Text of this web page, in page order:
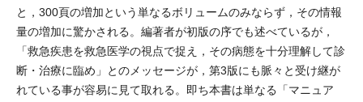
と，300頁の増加という単なるボリュームのみならず，その情報
量の増加に驚かされる。編著者が初版の序でも述べているが，
「救急疾患を救急医学の視点で捉え，その病態を十分理解して診
断・治療に臨め」とのメッセージが，第3版にも脈々と受け継が
れている事が容易に見て取れる。即ち本書は単なる「マニュア